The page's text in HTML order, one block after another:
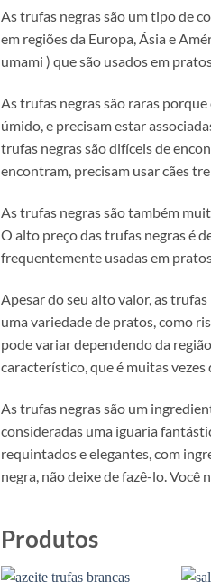
As trufas negras são um tipo de
em regiões da Europa, Ásia e
umami ) que são usados em
As trufas negras são raras
úmido, e precisam estar
trufas negras são difíceis de
encontram, precisam usar cães
As trufas negras são também
O alto preço das trufas negras é
frequentemente usadas em
Apesar do seu alto valor, as
uma variedade de pratos, como
pode variar dependendo da
característico, que é muitas
As trufas negras são um
consideradas uma iguaria
requintados e elegantes, com
negra, não deixe de fazê-lo. Você
Produtos